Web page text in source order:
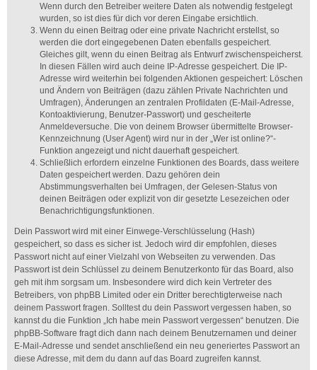
Wenn durch den Betreiber weitere Daten als notwendig festgelegt
wurden, so ist dies für dich vor deren Eingabe ersichtlich.
Wenn du einen Beitrag oder eine private Nachricht erstellst, so
werden die dort eingegebenen Daten ebenfalls gespeichert.
Gleiches gilt, wenn du einen Beitrag als Entwurf zwischenspeicherst.
In diesen Fällen wird auch deine IP-Adresse gespeichert. Die IP-
Adresse wird weiterhin bei folgenden Aktionen gespeichert: Löschen
und Ändern von Beiträgen (dazu zählen Private Nachrichten und
Umfragen), Änderungen an zentralen Profildaten (E-Mail-Adresse,
Kontoaktivierung, Benutzer-Passwort) und gescheiterte
Anmeldeversuche. Die von deinem Browser übermittelte Browser-
Kennzeichnung (User Agent) wird nur in der „Wer ist online?“-
Funktion angezeigt und nicht dauerhaft gespeichert.
Schließlich erfordern einzelne Funktionen des Boards, dass weitere
Daten gespeichert werden. Dazu gehören dein
Abstimmungsverhalten bei Umfragen, der Gelesen-Status von
deinen Beiträgen oder explizit von dir gesetzte Lesezeichen oder
Benachrichtigungsfunktionen.
Dein Passwort wird mit einer Einwege-Verschlüsselung (Hash)
gespeichert, so dass es sicher ist. Jedoch wird dir empfohlen, dieses
Passwort nicht auf einer Vielzahl von Webseiten zu verwenden. Das
Passwort ist dein Schlüssel zu deinem Benutzerkonto für das Board, also
geh mit ihm sorgsam um. Insbesondere wird dich kein Vertreter des
Betreibers, von phpBB Limited oder ein Dritter berechtigterweise nach
deinem Passwort fragen. Solltest du dein Passwort vergessen haben, so
kannst du die Funktion „Ich habe mein Passwort vergessen“ benutzen. Die
phpBB-Software fragt dich dann nach deinem Benutzernamen und deiner
E-Mail-Adresse und sendet anschließend ein neu generiertes Passwort an
diese Adresse, mit dem du dann auf das Board zugreifen kannst.